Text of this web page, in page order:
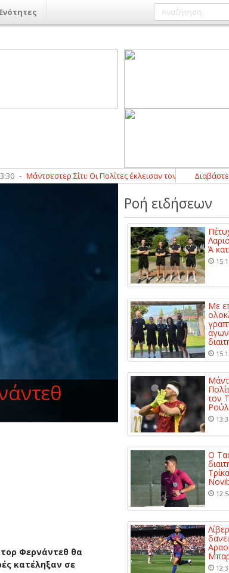
Ενότητες
Μάντσεστερ Σίτι: Οι Πολίτες έκλεισαν τον Τζερόνιμο Ρούλι
Φερνάντεθ θα
κατέληξαν σε
Ροή ειδήσεων
Ά
Με
τον
Ο